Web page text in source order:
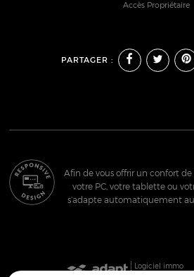
Accès Propriétaire
PARTAGER :
Afin de vous offrir un confort
votre PC, votre tablette ou
s’adapte automatiquement
Logiciel immo